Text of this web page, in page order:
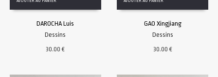
DAROCHA Luis
Dessins
30.00€
GAO Xingjiang
Dessins
30.00€